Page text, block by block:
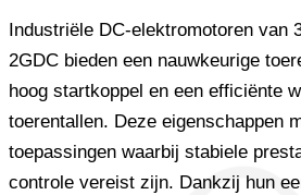
Industriële DC-elektromotoren van
2GDC bieden een nauwkeurige
hoog startkoppel en een efficiënte
toerentallen. Deze eigenschappen
toepassingen waarbij stabiele
controle vereist zijn. Dankzij hun